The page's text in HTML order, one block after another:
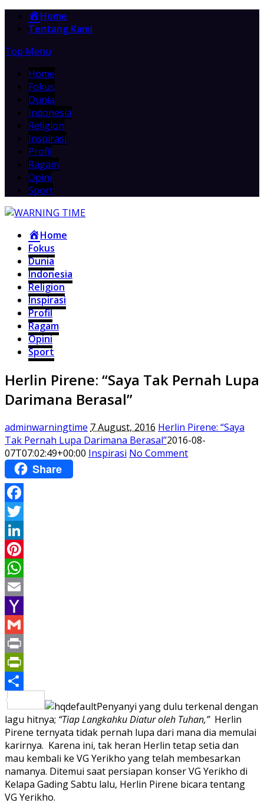
Home
Tentang Kami
Top Menu
Home
Fokus
Dunia
Indonesia
Religion
Inspirasi
Profil
Ragam
Opini
Sport
Home
Fokus
Dunia
Indonesia
Religion
Inspirasi
Profil
Ragam
Opini
Sport
Herlin Pirene: “Saya Tak Pernah Lupa
Darimana Berasal”
adminwarningtime 7 August, 2016 Herlin Pirene: “Saya
Tak Pernah Lupa Darimana Berasal”2016-08-
07T07:02:49+00:00 Inspirasi No Comment
Share
Facebook
Twitter
LinkedIn
Pinterest
WhatsApp
Email
Yahoo
Mail
Gmail
Print
PrintFriendly
Share
Penyanyi yang dulu terkenal dengan
lagu hitnya; “Tiap Langkahku Diatur oleh Tuhan,”Herlin
Pirene ternyata tidak pernah lupa dari mana dia memulai
karirnya. Karena ini, tak heran Herlin tetap setia dan
mau kembali ke VG Yerikho yang telah membesarkan
namanya. Ditemui saat persiapan konser VG Yerikho di
Kelapa Gading Sabtu lalu, Herlin Pirene bicara tentang
VG Yerikho.